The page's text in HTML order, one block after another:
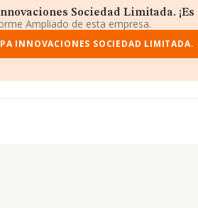
Sociedad Limitada. ¡Es
Ampliado de esta empresa.
INNOVACIONES SOCIEDAD LIMITADA.